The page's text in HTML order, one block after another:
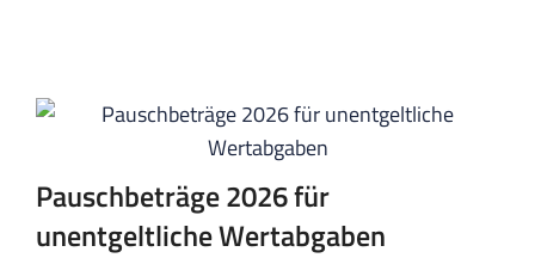
Pauschbeträge 2026 für
unentgeltliche Wertabgaben